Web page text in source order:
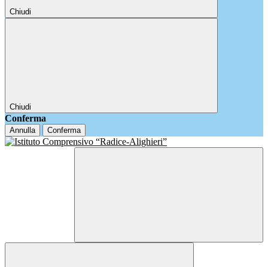
Chiudi
Chiudi
Conferma
Annulla Conferma